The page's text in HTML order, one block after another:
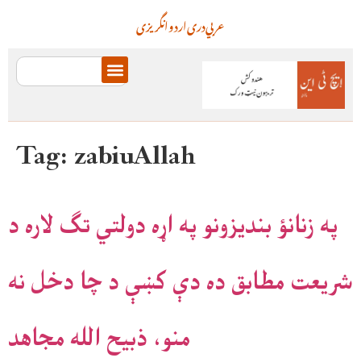
انگریزیاردودریعربي
Tag:zabiuAllah
په زنانؤ بنديزونو په اړه دولتي تګ لاره د
شريعت مطابق ده دې کښې د چا دخل نه
منو، ذبيح الله مجاهد